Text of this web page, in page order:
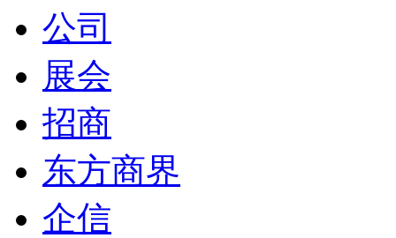
公司
展会
招商
东方商界
企信